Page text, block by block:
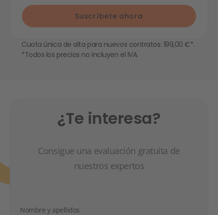
Suscríbete ahora
Cuota única de alta para nuevos contratos: 199,00 €*.
*Todos los precios no incluyen el IVA.
¿Te interesa?
Consigue una evaluación gratuita de
nuestros expertos
Nombre y apellidos